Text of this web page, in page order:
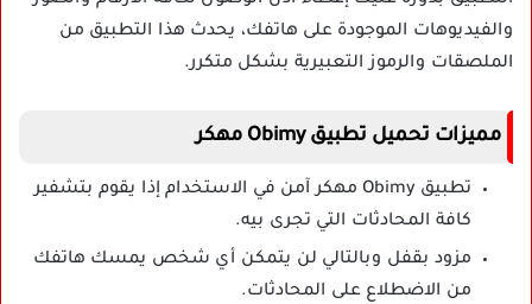
والفيديوهات الموجودة على هاتفك، يحدث هذا التطبيق من
الملصقات والرموز التعبيرية بشكل متكرر.
مميزات تحميل تطبيق Obimy مهكر
تطبيق Obimy مهكر آمن في الاستخدام إذا يقوم بتشفير
كافة المحادثات التي تجرى بيه.
مزود بقفل وبالتالي لن يتمكن أي شخص يمسك هاتفك
من الاضطلاع على المحادثات.